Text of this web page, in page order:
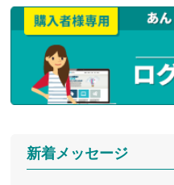
新着メッセージ